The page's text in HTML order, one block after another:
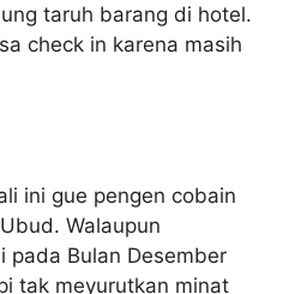
taruh barang di hotel.
check in karena masih
ini gue pengen cobain
Walaupun
pada Bulan Desember
tak meyurutkan minat